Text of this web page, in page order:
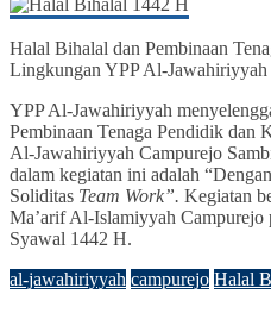
Halal Bihalal dan Pembinaan
Lingkungan YPP Al-
YPP Al-Jawahiriyyah
Pembinaan Tenaga Pendidik dan
Al-Jawahiriyyah Campurejo
dalam kegiatan ini adalah
Soliditas Team Work”. Kegiatan
Ma’arif Al-Islamiyyah Campurejo
Syawal 1442 H.
al-jawahiriyyah campurejo Halal